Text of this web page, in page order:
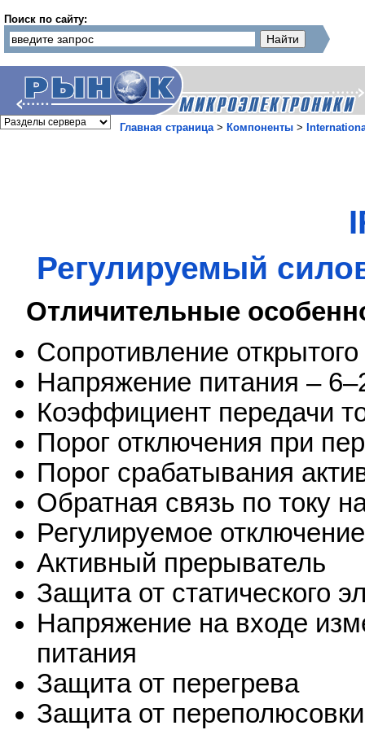
Поиск по сайту:
Главная страница> Компоненты >
Регулируемый
Отличительные
Сопротивление
Напряжение питания –
Коэффициент передачи
Порог отключения при
Порог срабатывания
Обратная связь по току
Регулируемое
Активный прерыватель
Защита от статического
Напряжение на входе
питания
Защита от перегрева
Защита от переполюсовки